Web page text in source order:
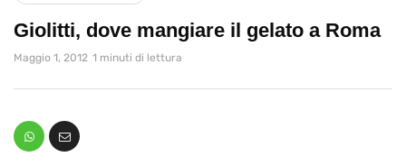
Giolitti, dove mangiare il gelato a Roma
Maggio 1, 2012 1 minuti di lettura